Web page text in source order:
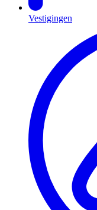
Vestigingen